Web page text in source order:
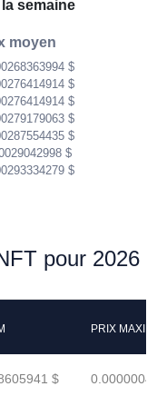
semaine
moyen
$
$
$
$
$
$
$
pour 2026
PRIX
$